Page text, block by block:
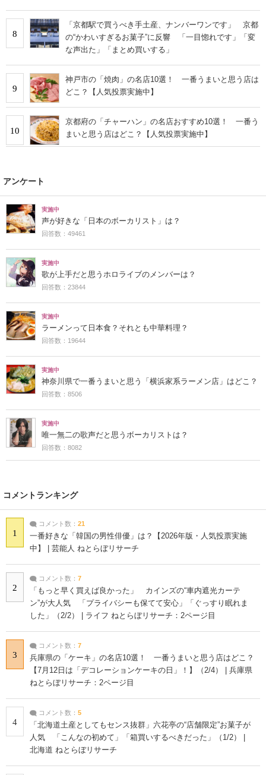
8
「京都駅で買うべき手土産、ナンバーワンです」 京都
の“かわいすぎるお菓子”に反響 「一目惚れです」「変
な声出た」「まとめ買いする」
9
神戸市の「焼肉」の名店10選！ 一番うまいと思う店は
どこ？【人気投票実施中】
10
京都府の「チャーハン」の名店おすすめ10選！ 一番う
まいと思う店はどこ？【人気投票実施中】
アンケート
実施中
声が好きな「日本のボーカリスト」は？
回答数：49461
実施中
歌が上手だと思うホロライブのメンバーは？
回答数：23844
実施中
ラーメンって日本食？それとも中華料理？
回答数：19644
実施中
神奈川県で一番うまいと思う「横浜家系ラーメン店」はどこ？
回答数：8506
実施中
唯一無二の歌声だと思うボーカリストは？
回答数：8082
コメントランキング
1
コメント数： 21
一番好きな「韓国の男性俳優」は？【2026年版・人気投票実施
中】 | 芸能人 ねとらぼリサーチ
2
コメント数： 7
「もっと早く買えば良かった」 カインズの“車内遮光カーテ
ン”が大人気 「プライバシーも保てて安心」「ぐっすり眠れま
した」（2/2） | ライフ ねとらぼリサーチ：2ページ目
3
コメント数： 7
兵庫県の「ケーキ」の名店10選！ 一番うまいと思う店はどこ？
【7月12日は「デコレーションケーキの日」！】（2/4） | 兵庫県
ねとらぼリサーチ：2ページ目
4
コメント数： 5
「北海道土産としてもセンス抜群」六花亭の“店舗限定”お菓子が
人気 「こんなの初めて」「箱買いするべきだった」（1/2） |
北海道 ねとらぼリサーチ